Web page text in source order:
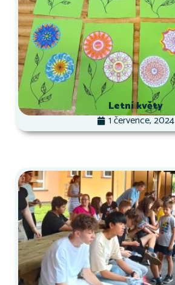
Letní květy
1 července, 2024